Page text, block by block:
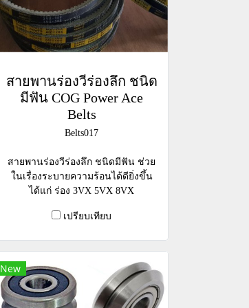
สายพานร่องวีร่องลึก ชนิด
มีฟัน COG Power Ace
Belts
Belts017
สายพานร่องวีร่องลึก ชนิดมีฟัน ช่วย
ในเรื่องระบายความร้อนได้ดียิ่งขึ้น
ได้แก่ ร่อง 3VX 5VX 8VX
เปรียบเทียบ
New